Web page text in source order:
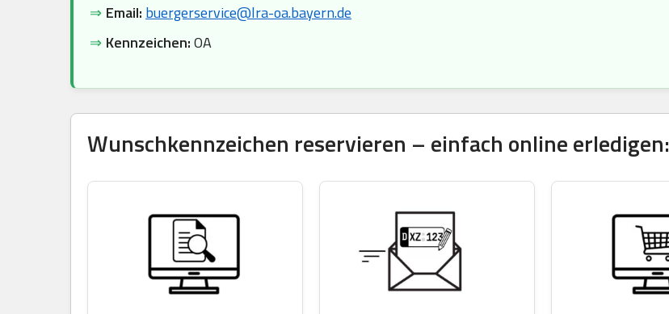
⇒ Email: buergerservice@lra-oa.bayern.de
⇒ Kennzeichen:OA
Wunschkennzeichen reservieren – einfach online erledigen: